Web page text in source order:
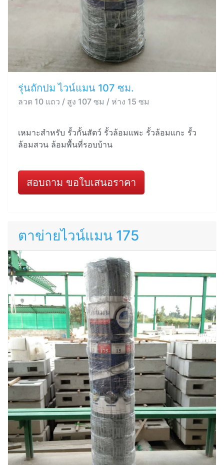
รุ่นถักปม ไวน์แมน 107 ซม.
ลวด 10 แถว / สูง 107 ซม / ห่าง 15 ซม
เหมาะสำหรับ รั้วกั้นสัตว์ รั้วล้อมแพะ รั้วล้อมแกะ รั้ว
ล้อมสวน ล้อมพื้นที่รอบบ้าน
สอบถาม ขอใบเสนอราคา
ตาข่ายไวน์แมน 175